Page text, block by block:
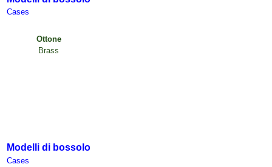
Cases
Ottone
Brass
Modelli di bossolo
Cases